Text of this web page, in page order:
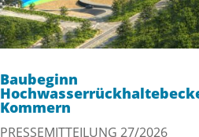
Baubeginn
Kommern
PRESSEMITTEILUNG 27/2026